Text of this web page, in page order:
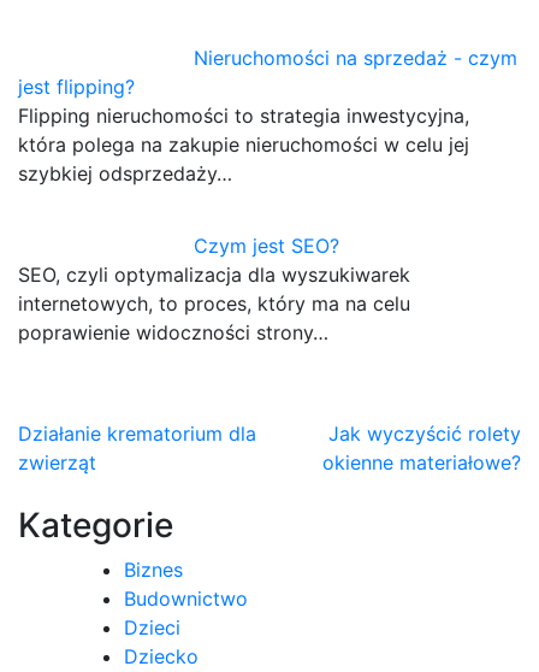
Nieruchomości na sprzedaż - czym
jest flipping?
Flipping nieruchomości to strategia inwestycyjna,
która polega na zakupie nieruchomości w celu jej
szybkiej odsprzedaży…
Czym jest SEO?
SEO, czyli optymalizacja dla wyszukiwarek
internetowych, to proces, który ma na celu
poprawienie widoczności strony…
Nawigacja
wpisu
Działanie krematorium dla
zwierząt
Jak wyczyścić rolety
okienne materiałowe?
Kategorie
Biznes
Budownictwo
Dzieci
Dziecko